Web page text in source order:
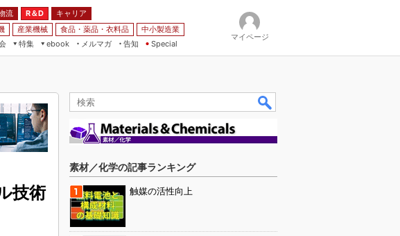
流 R＆D
キャリア
産業機械 食品・薬品・衣料品
中小製造業
特集
ebook
メルマガ
告知 Special
マイページ
技術
素材／化学の記事ランキング
触媒の活性向上